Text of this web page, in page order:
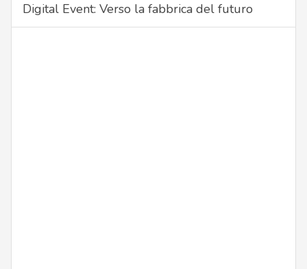
Digital Event: Verso la fabbrica del futuro